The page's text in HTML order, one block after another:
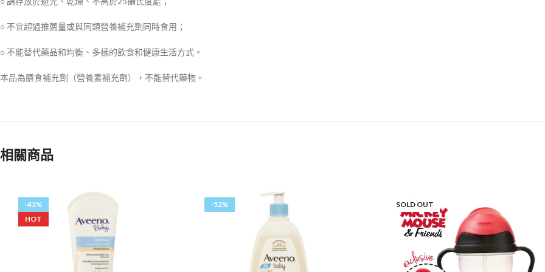
○ 不宜超過推薦量或與同類營養補充劑同時食用；
○ 不能替代藥品和均衡、多樣的飲食和健康生活方式。
本品為膳食補充劑（營養素補充劑），不能替代藥物。
相關商品
-43%
HOT
-52% SOLD OUT